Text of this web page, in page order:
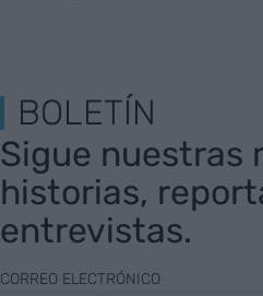
BOLETÍN
Sigue nuestras
historias,
entrevistas.
CORREO ELECTRÓNICO